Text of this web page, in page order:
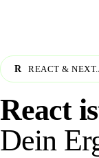
R REACT &
React
Dein